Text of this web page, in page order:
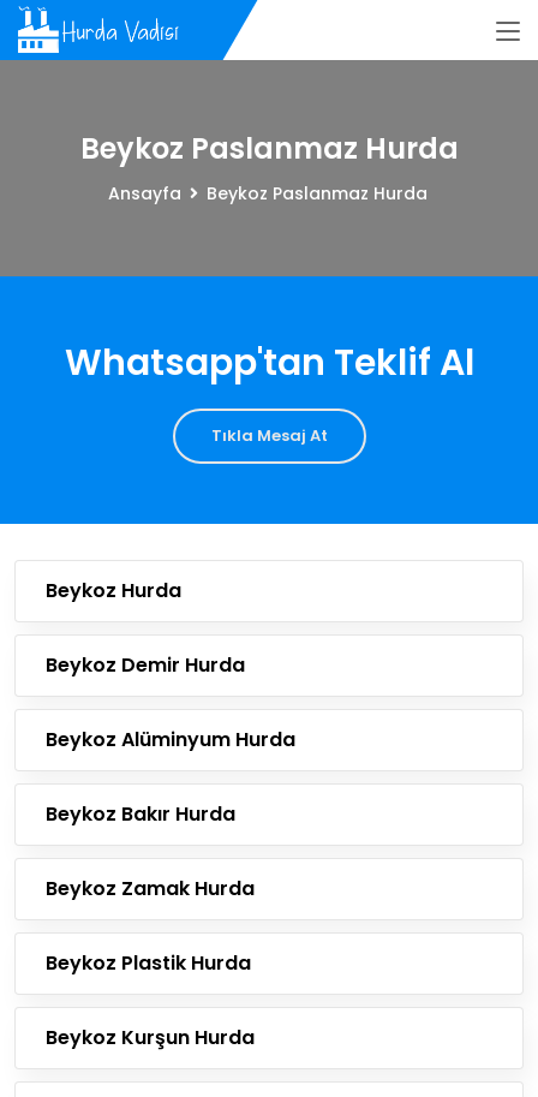
Beykoz Paslanmaz Hurda
Ansayfa Beykoz Paslanmaz Hurda
Whatsapp'tan Teklif Al
Tıkla Mesaj At
Beykoz Hurda
Beykoz Demir Hurda
Beykoz Alüminyum Hurda
Beykoz Bakır Hurda
Beykoz Zamak Hurda
Beykoz Plastik Hurda
Beykoz Kurşun Hurda